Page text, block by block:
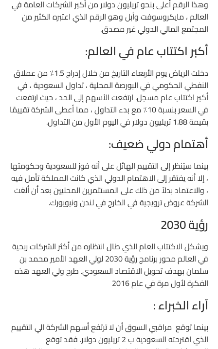
وهذا الرقم أعلى بنحو تريليون دولار من أكبر الشركات العامة في
العالم ، مايكروسوفت وأبل وهو الرقم الذي اعتبره الكثير من
المجتمع المالي الدولي غير مصدق.
أكبر اكتتاب عام في العالم:
دخلت الرياض يوم الأربعاء التاريخ من خلال إدراج 1.5٪ من عملاق
النفطي الحكومي في البورصة المحلية ، تداول السعودية ، في
أكبر اكتتاب عام مسجل. ارتفعت الأسهم إلى الحد ، حيث ارتفعت
في السعر بنسبة 10٪ مع بدء التداول ، مما أعطى الشركة تقييمًا
بقيمة 1.88 تريليون دولار في اليوم الأول من التداول.
أهتمام دولي ضعيف:
بينما سيُنظر إلى التقييم الهائل على أنه فوز للسعودية وحكومتها
، إلا أنه يفتقر إلى الاهتمام الدولي الذي كانت المملكة تأمل فيه
، والاعتماد بدلاً من ذلك على المستثمرين المحليين بعد أن ألغت
الشركة عروض ترويجية في الخارج في لندن ونيويورك.
رؤية 2030
ويشكل الاكتتاب العام الذي طال انتظاره من أكثر الشركات ربحية
في العالم محور برنامج رؤية 2030 لولي العهد الأمير محمد بن
سلمان بهدف تحويل الاقتصاد السعودي. طرح ولي العهد هذه
الفكرة لأول مرة في عام 2016
آراء الخبراء :
بينما توقع مراقبي السوق أن لا ترتفع أسهم الشركة الي التقييم
الذي اقترحته السعودية ب 2 تريليون دولار. فقد توقع